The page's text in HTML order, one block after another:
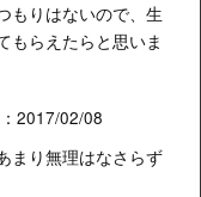
もりはないので、生
もらえたらと思いま
2017/02/08
まり無理はなさらず